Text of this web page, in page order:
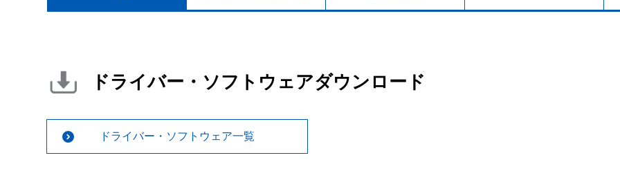
ドライバー・ソフトウェアダウンロード
ドライバー・ソフトウェア一覧